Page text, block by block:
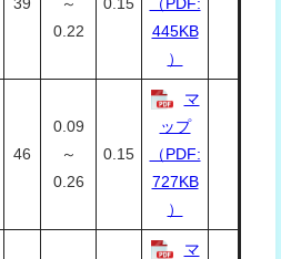
0.22
445KB
）
46
0.09
～
0.26
0.15
マ
ップ
（PDF:
727KB
）
マ